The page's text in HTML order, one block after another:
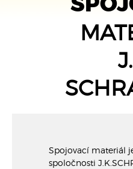
Spojovací materiál
spoločnosti